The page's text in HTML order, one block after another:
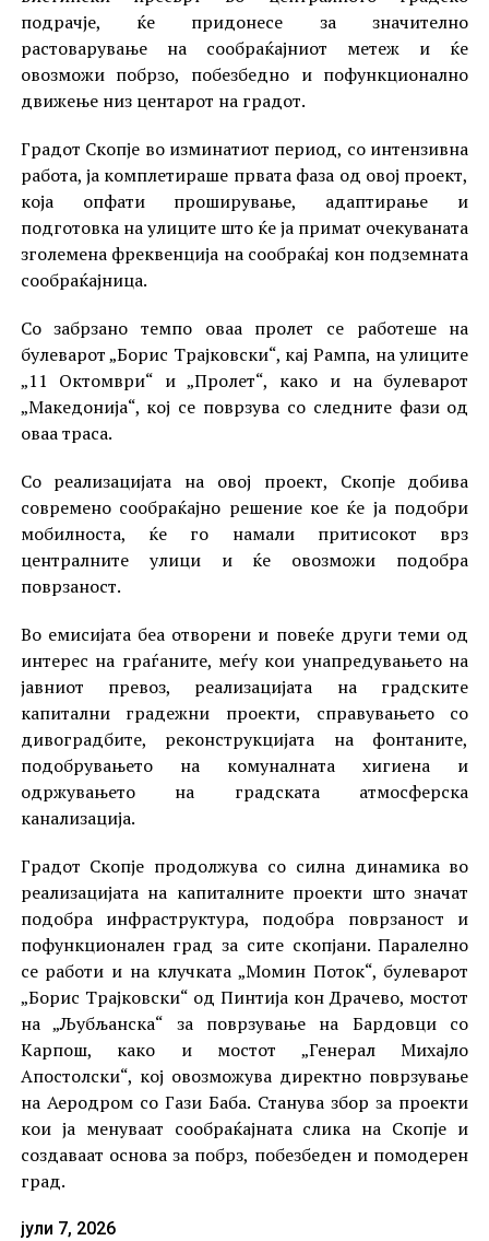
подрачје, ќе придонесе за значително
растоварување на сообраќајниот метеж и ќе
овозможи побрзо, побезбедно и пофункционално
движење низ центарот на градот.
Градот Скопје во изминатиот период, со интензивна
работа, ја комплетираше првата фаза од овој проект,
која опфати проширување, адаптирање и
подготовка на улиците што ќе ја примат очекуваната
зголемена фреквенција на сообраќај кон подземната
сообраќајница.
Со забрзано темпо оваа пролет се работеше на
булеварот „Борис Трајковски“, кај Рампа, на улиците
„11 Октомври“ и „Пролет“, како и на булеварот
„Македонија“, кој се поврзува со следните фази од
оваа траса.
Со реализацијата на овој проект, Скопје добива
современо сообраќајно решение кое ќе ја подобри
мобилноста, ќе го намали притисокот врз
централните улици и ќе овозможи подобра
поврзаност.
Во емисијата беа отворени и повеќе други теми од
интерес на граѓаните, меѓу кои унапредувањето на
јавниот превоз, реализацијата на градските
капитални градежни проекти, справувањето со
дивоградбите, реконструкцијата на фонтаните,
подобрувањето на комуналната хигиена и
одржувањето на градската атмосферска
канализација.
Градот Скопје продолжува со силна динамика во
реализацијата на капиталните проекти што значат
подобра инфраструктура, подобра поврзаност и
пофункционален град за сите скопјани. Паралелно
се работи и на клучката „Момин Поток“, булеварот
„Борис Трајковски“ од Пинтија кон Драчево, мостот
на „Љубљанска“ за поврзување на Бардовци со
Карпош, како и мостот „Генерал Михајло
Апостолски“, кој овозможува директно поврзување
на Аеродром со Гази Баба. Станува збор за проекти
кои ја менуваат сообраќајната слика на Скопје и
создаваат основа за побрз, побезбеден и помодерен
град.
јули 7, 2026